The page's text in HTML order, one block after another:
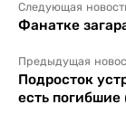
Следующая
Фанатке
Предыдущая
Подросток
есть